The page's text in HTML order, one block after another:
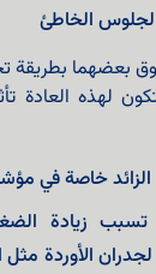
الخاطئ
بعضهما
لهذه العادة
خاصة في
تسبب زيادة
لجدران الأوردة